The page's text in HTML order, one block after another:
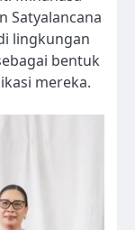
Satyalancana
lingkungan
bentuk
mereka.